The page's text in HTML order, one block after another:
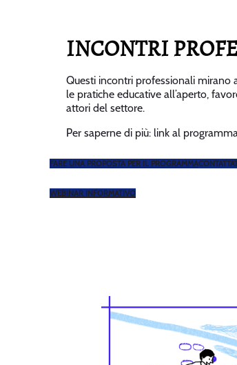
INCONTRI
Questi incontri professionali mirano
le pratiche educative all’aperto,
attori del settore.
Per saperne di più: link al
FARE UNA PROPOSTA PER IL PROGRAMMA
WEBINAR INFORMATIVO